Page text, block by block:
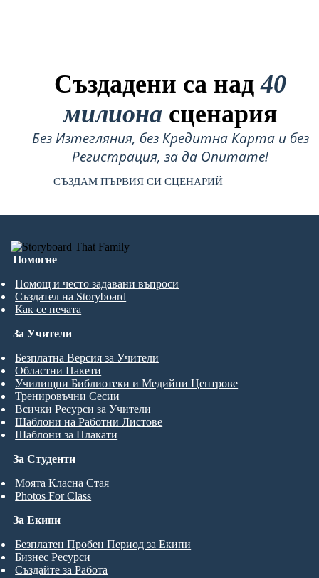
Създадени са над40
милиона сценария
Без Изтегляния, без Кредитна Карта и без
Регистрация, за да Опитате!
СЪЗДАМ ПЪРВИЯ СИ СЦЕНАРИЙ
Помогне
Помощ и често задавани въпроси
Създател на Storyboard
Как се печата
За Студенти
Моята Класна Стая
Photos For Class
За Учители
Безплатна Версия за Учители
Областни Пакети
Училищни Библиотеки и Медийни Центрове
Тренировъчни Сесии
Всички Ресурси за Учители
Шаблони на Работни Листове
Шаблони за Плакати
За Екипи
Безплатен Пробен Период за Екипи
Бизнес Ресурси
Създайте за Работа